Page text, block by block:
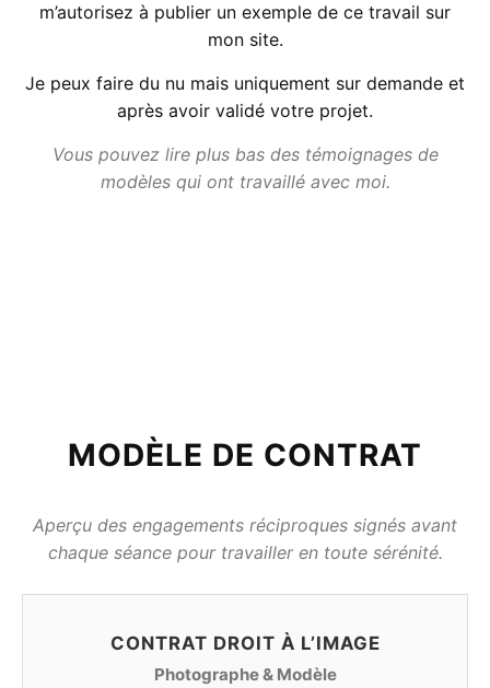
m’autorisez à publier un exemple de ce travail sur
mon site.
Je peux faire du nu mais uniquement sur demande et
après avoir validé votre projet.
Vous pouvez lire plus bas des témoignages de
modèles qui ont travaillé avec moi.
MODÈLE DE CONTRAT
Aperçu des engagements réciproques signés avant
chaque séance pour travailler en toute sérénité.
CONTRAT DROIT À L’IMAGE
Photographe & Modèle